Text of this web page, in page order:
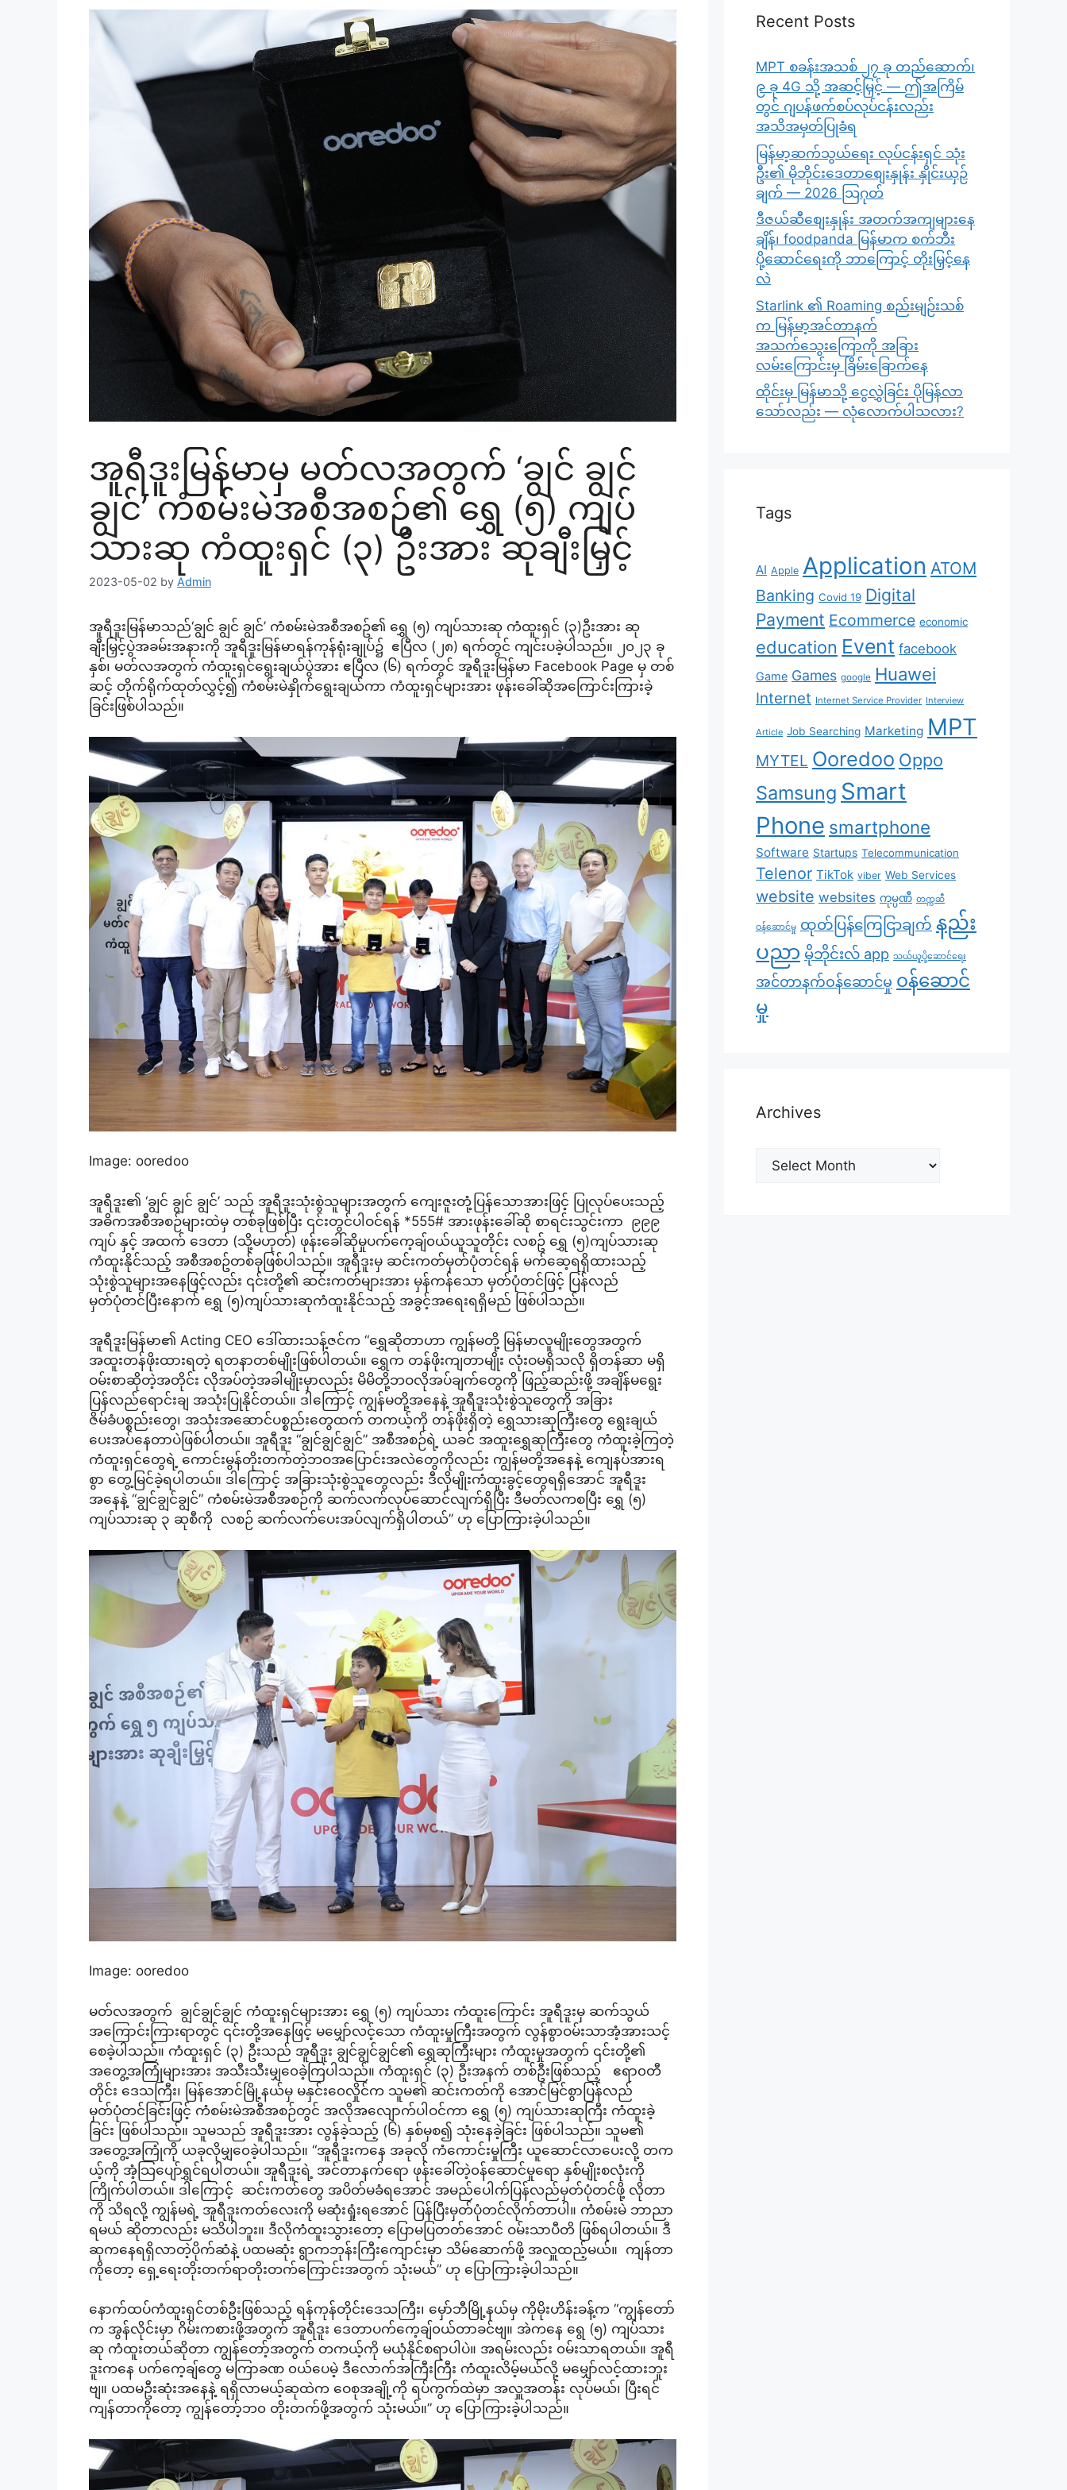
အူရီဒူးမြန်မာမှ မတ်လအတွက် ‘ချွင် ချွင်
ချွင်’ ကံစမ်းမဲအစီအစဉ်၏ ရွှေ (၅) ကျပ်
သားဆု ကံထူးရှင် (၃) ဦးအား ဆုချီးမြှင့်
2023-05-02 by Admin
အူရီဒူးမြန်မာသည်‘ချွင် ချွင် ချွင်’ ကံစမ်းမဲအစီအစဥ်၏ ရွှေ (၅) ကျပ်သားဆု ကံထူးရှင် (၃)ဦးအား ဆု
ချီးမြှင့်ပွဲအခမ်းအနားကို အူရီဒူးမြန်မာရန်ကုန်ရုံးချုပ်၌ ဧပြီလ (၂၈) ရက်တွင် ကျင်းပခဲ့ပါသည်။ ၂၀၂၃ ခု
နှစ်၊ မတ်လအတွက် ကံထူးရှင်ရွေးချယ်ပွဲအား ဧပြီလ (၆) ရက်တွင် အူရီဒူးမြန်မာ Facebook Page မှ တစ်
ဆင့် တိုက်ရိုက်ထုတ်လွှင့်၍ ကံစမ်းမဲနှိုက်ရွေးချယ်ကာ ကံထူးရှင်များအား ဖုန်းခေါ်ဆိုအကြောင်းကြားခဲ့
ခြင်းဖြစ်ပါသည်။
Image: ooredoo
အူရီဒူး၏ ‘ချွင် ချွင် ချွင်’ သည် အူရီဒူးသုံးစွဲသူများအတွက် ကျေးဇူးတုံ့ပြန်သောအားဖြင့် ပြုလုပ်ပေးသည့်
အဓိကအစီအစဉ်များထဲမှ တစ်ခုဖြစ်ပြီး ၎င်းတွင်ပါဝင်ရန် *555# အားဖုန်းခေါ်ဆို စာရင်းသွင်းကာ ၉၉၉
ကျပ် နှင့် အထက် ဒေတာ (သို့မဟုတ်) ဖုန်းခေါ်ဆိုမှုပက်ကေ့ချ်၀ယ်ယူသူတိုင်း လစဥ် ရွှေ (၅)ကျပ်သားဆု
ကံထူးနိုင်သည့် အစီအစဥ်တစ်ခုဖြစ်ပါသည်။ အူရီဒူးမှ ဆင်းကတ်မှတ်ပုံတင်ရန် မက်ဆေ့ရရှိထားသည့်
သုံးစွဲသူများအနေဖြင့်လည်း ၎င်းတို့၏ ဆင်းကတ်များအား မှန်ကန်သော မှတ်ပုံတင်ဖြင့် ပြန်လည်
မှတ်ပုံတင်ပြီးနောက် ရွှေ (၅)ကျပ်သားဆုကံထူးနိုင်သည့် အခွင့်အရေးရရှိမည် ဖြစ်ပါသည်။
အူရီဒူးမြန်မာ၏ Acting CEO ဒေါ်ထားသန့်ဇင်က “ရွှေဆိုတာဟာ ကျွန်မတို့ မြန်မာလူမျိုးတွေအတွက်
အထူးတန်ဖိုးထားရတဲ့ ရတနာတစ်မျိုးဖြစ်ပါတယ်။ ရွှေက တန်ဖိုးကျတာမျိုး လုံးဝမရှိသလို ရှိတန်ဆာ မရှိ
ဝမ်းစာဆိုတဲ့အတိုင်း လိုအပ်တဲ့အခါမျိုးမှာလည်း မိမိတို့ဘဝလိုအပ်ချက်တွေကို ဖြည့်ဆည်းဖို့ အချိန်မရွေး
ပြန်လည်ရောင်းချ အသုံးပြုနိုင်တယ်။ ဒါကြောင့် ကျွန်မတို့အနေနဲ့ အူရီဒူးသုံးစွဲသူတွေကို အခြား
ဇိမ်ခံပစ္စည်းတွေ၊ အသုံးအဆောင်ပစ္စည်းတွေထက် တကယ့်ကို တန်ဖိုးရှိတဲ့ ရွှေသားဆုကြီးတွေ ရွေးချယ်
ပေးအပ်နေတာပဲဖြစ်ပါတယ်။ အူရီဒူး “ချွင်ချွင်ချွင်” အစီအစဉ်ရဲ့ ယခင် အထူးရွှေဆုကြီးတွေ ကံထူးခဲ့ကြတဲ့
ကံထူးရှင်တွေရဲ့ ကောင်းမွန်တိုးတက်တဲ့ဘဝအပြောင်းအလဲတွေကိုလည်း ကျွန်မတို့အနေနဲ့ ကျေနပ်အားရ
စွာ တွေ့မြင်ခဲ့ရပါတယ်။ ဒါကြောင့် အခြားသုံးစွဲသူတွေလည်း ဒီလိုမျိုးကံထူးခွင့်တွေရရှိအောင် အူရီဒူး
အနေနဲ့ “ချွင်ချွင်ချွင်” ကံစမ်းမဲအစီအစဉ်ကို ဆက်လက်လုပ်ဆောင်လျက်ရှိပြီး ဒီမတ်လကစပြီး ရွှေ (၅)
ကျပ်သားဆု ၃ ဆုစီကို လစဉ် ဆက်လက်ပေးအပ်လျက်ရှိပါတယ်” ဟု ပြောကြားခဲ့ပါသည်။
Image: ooredoo
မတ်လအတွက် ချွင်ချွင်ချွင် ကံထူးရှင်များအား ရွှေ (၅) ကျပ်သား ကံထူးကြောင်း အူရီဒူးမှ ဆက်သွယ်
အကြောင်းကြားရာတွင် ၎င်းတို့အနေဖြင့် မမျှော်လင့်သော ကံထူးမှုကြီးအတွက် လွန်စွာဝမ်းသာအံ့အားသင့်
စေခဲ့ပါသည်။ ကံထူးရှင် (၃) ဦးသည် အူရီဒူး ချွင်ချွင်ချွင်၏ ရွှေဆုကြီးများ ကံထူးမှုအတွက် ၎င်းတို့၏
အတွေ့အကြုံများအား အသီးသီးမျှ၀ေခဲ့ကြပါသည်။ ကံထူးရှင် (၃) ဦးအနက် တစ်ဦးဖြစ်သည့် ဧရာ၀တီ
တိုင်း ဒေသကြီး၊ မြန်အောင်မြို့နယ်မှ မနှင်း၀ေလှိုင်က သူမ၏ ဆင်းကတ်ကို အောင်မြင်စွာပြန်လည်
မှတ်ပုံတင်ခြင်းဖြင့် ကံစမ်းမဲအစီအစဉ်တွင် အလိုအလျောက်ပါဝင်ကာ ရွှေ (၅) ကျပ်သားဆုကြီး ကံထူးခဲ့
ခြင်း ဖြစ်ပါသည်။ သူမသည် အူရီဒူးအား လွန်ခဲ့သည့် (၆) နှစ်မှစ၍ သုံးနေခဲ့ခြင်း ဖြစ်ပါသည်။ သူမ၏
အတွေ့အကြုံကို ယခုလိုမျှ၀ေခဲ့ပါသည်။ “အူရီဒူးကနေ အခုလို ကံကောင်းမှုကြီး ယူဆောင်လာပေးလို့ တက
ယ့်ကို အံ့သြပျော်ရွှင်ရပါတယ်။ အူရီဒူးရဲ့ အင်တာနက်ရော ဖုန်းခေါ်တဲ့၀န်ဆောင်မှုရော နှစ််မျိုးစလုံးကို
ကြိုက်ပါတယ်။ ဒါကြောင့် ဆင်းကတ်တွေ အပိတ်မခံရအောင် အမည်ပေါက်ပြန်လည်မှတ်ပုံတင်ဖို့ လိုတာ
ကို သိရလို့ ကျွန်မရဲ့ အူရီဒူးကတ်လေးကို မဆုံးရှုံးရအောင် ပြန်ပြီးမှတ်ပုံတင်လိုက်တာပါ။ ကံစမ်းမဲ ဘာညာ
ရမယ် ဆိုတာလည်း မသိပါဘူး။ ဒီလိုကံထူးသွားတော့ ပြောမပြတတ်အောင် ဝမ်းသာပီတိ ဖြစ်ရပါတယ်။ ဒီ
ဆုကနေရရှိလာတဲ့ပိုက်ဆံနဲ့ ပထမဆုံး ရွာကဘုန်းကြီးကျောင်းမှာ သိမ်ဆောက်ဖို့ အလှူထည့်မယ်။ ကျန်တာ
ကိုတော့ ရှေ့ရေးတိုးတက်ရာတိုးတက်ကြောင်းအတွက် သုံးမယ်” ဟု ပြောကြားခဲ့ပါသည်။
နောက်ထပ်ကံထူးရှင်တစ်ဦးဖြစ်သည့် ရန်ကုန်တိုင်းဒေသကြီး၊ မှော်ဘီမြို့နယ်မှ ကိုမိုးဟိန်းခန့်က “ကျွန်တော်
က အွန်လိုင်းမှာ ဂိမ်းကစားဖို့အတွက် အူရီဒူး ဒေတာပက်ကေ့ချ်၀ယ်တာခင်ဗျ။ အဲကနေ ရွေ (၅) ကျပ်သား
ဆု ကံထူးတယ်ဆိုတာ ကျွန်တော့်အတွက် တကယ့်ကို မယုံနိုင်စရာပါပဲ။ အရမ်းလည်း ၀မ်းသာရတယ်။ အူရီ
ဒူးကနေ ပက်ကေ့ချ်တွေ မကြာခဏ ၀ယ်ပေမဲ့ ဒီလောက်အကြီးကြီး ကံထူးလိမ့်မယ်လို့ မမျှော်လင့်ထားဘူး
ဗျ။ ပထမဦးဆုံးအနေနဲ့ ရရှိလာမယ့်ဆုထဲက ဝေစုအချို့ကို ရပ်ကွက်ထဲမှာ အလှူအတန်း လုပ်မယ်၊ ပြီးရင်
ကျန်တာကိုတော့ ကျွန်တော့်ဘ၀ တိုးတက်ဖို့အတွက် သုံးမယ်။” ဟု ပြောကြားခဲ့ပါသည်။
Recent Posts
MPT စခန်းအသစ် ၂၇ ခု တည်ဆောက်၊
၉ ခု 4G သို့ အဆင့်မြှင့် — ဤအကြိမ်
တွင် ဂျပန်ဖက်စပ်လုပ်ငန်းလည်း
အသိအမှတ်ပြုခံရ
မြန်မာ့ဆက်သွယ်ရေး လုပ်ငန်းရှင် သုံး
ဦး၏ မိုဘိုင်းဒေတာစျေးနှုန်း နှိုင်းယှဉ်
ချက် — 2026 သြဂုတ်
ဒီဇယ်ဆီစျေးနှုန်း အတက်အကျများနေ
ချိန်၊ foodpanda မြန်မာက စက်ဘီး
ပို့ဆောင်ရေးကို ဘာကြောင့် တိုးမြှင့်နေ
လဲ
Starlink ၏ Roaming စည်းမျဉ်းသစ်
က မြန်မာ့အင်တာနက်
အသက်သွေးကြောကို အခြား
လမ်းကြောင်းမှ ခြိမ်းခြောက်နေ
ထိုင်းမှ မြန်မာသို့ ငွေလွှဲခြင်း ပိုမြန်လာ
သော်လည်း — လုံလောက်ပါသလား?
Tags
AI Apple Application ATOM
Banking Covid 19 Digital
Payment Ecommerce economic
education Event facebook
Game Games google Huawei
Internet Internet Service Provider Interview
Article Job Searching Marketing MPT
MYTEL Ooredoo Oppo
Samsung Smart
Phone smartphone
Software Startups Telecommunication
Telenor TikTok viber Web Services
website websites ကုမ္ပဏီ တက္ကဆီ
ဝန်ဆောင်မှု ထုတ်ပြန်ကြေငြာချက် နည်း
ပညာ မိုဘိုင်းလ် app သယ်ယူပို့ဆောင်ရေး
အင်တာနက်ဝန်ဆောင်မှု ၀န်ဆောင်
မှု
Archives
Archives